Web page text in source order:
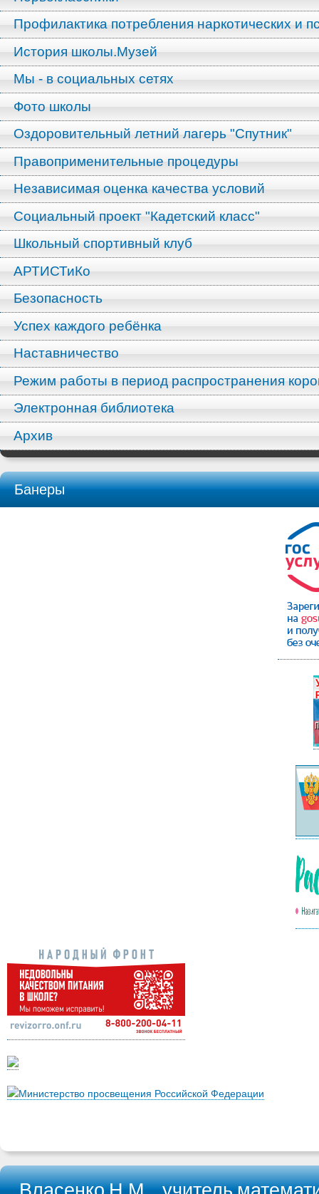
Профилактика потребления наркотических и
История школы.Музей
Мы - в социальных сетях
Фото школы
Оздоровительный летний лагерь "Спутник"
Правоприменительные процедуры
Независимая оценка качества условий
Социальный проект "Кадетский класс"
Школьный спортивный клуб
АРТИСТиКо
Безопасность
Успех каждого ребёнка
Наставничество
Режим работы в период распространения
Электронная библиотека
Архив
Банеры
Министерство просвещения Российской Федерации
Власенко Н.М. , учитель